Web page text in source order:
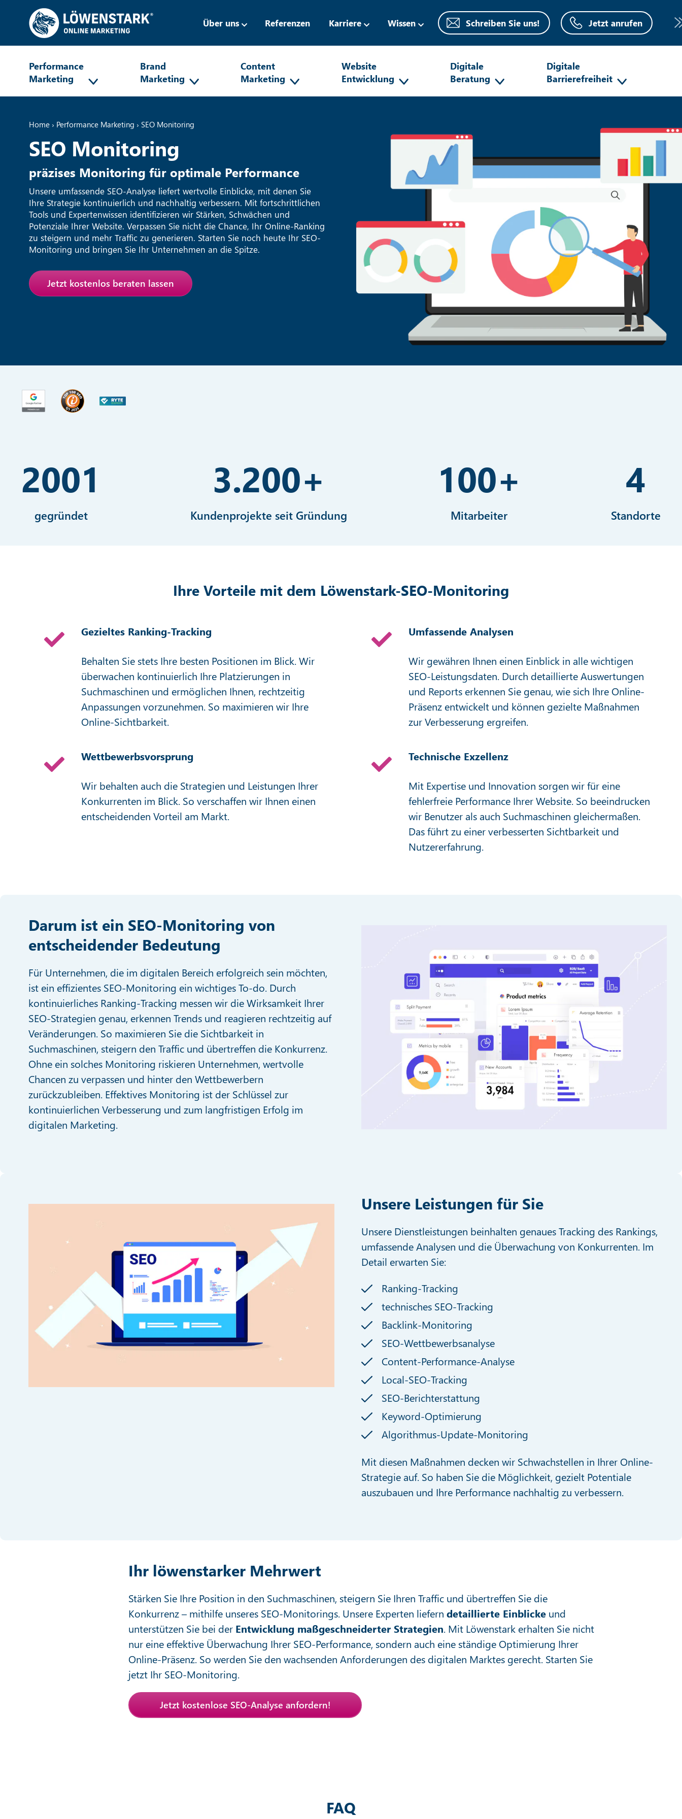
Über uns Referenzen Karriere Wissen Schreiben Sie uns! Jetzt anrufen
Performance
Marketing
Brand
Marketing
Content
Marketing
Website
Entwicklung
Digitale
Beratung
Digitale
Barrierefreiheit
Home › Performance Marketing › SEO Monitoring
SEO Monitoring
präzises Monitoring für optimale Performance
Unsere umfassende SEO-Analyse liefert wertvolle Einblicke, mit denen Sie
Ihre Strategie kontinuierlich und nachhaltig verbessern. Mit fortschrittlichen
Tools und Expertenwissen identifizieren wir Stärken, Schwächen und
Potenziale Ihrer Website. Verpassen Sie nicht die Chance, Ihr Online-Ranking
zu steigern und mehr Traffic zu generieren. Starten Sie noch heute Ihr SEO-
Monitoring und bringen Sie Ihr Unternehmen an die Spitze.
Jetzt kostenlos beraten lassen
2001
gegründet
3.200+
Kundenprojekte seit Gründung
100+
Mitarbeiter
4
Standorte
Ihre Vorteile mit dem Löwenstark-SEO-Monitoring
Gezieltes Ranking-Tracking
Behalten Sie stets Ihre besten Positionen im Blick. Wir
überwachen kontinuierlich Ihre Platzierungen in
Suchmaschinen und ermöglichen Ihnen, rechtzeitig
Anpassungen vorzunehmen. So maximieren wir Ihre
Online-Sichtbarkeit.
Umfassende Analysen
Wir gewähren Ihnen einen Einblick in alle wichtigen
SEO-Leistungsdaten. Durch detaillierte Auswertungen
und Reports erkennen Sie genau, wie sich Ihre Online-
Präsenz entwickelt und können gezielte Maßnahmen
zur Verbesserung ergreifen.
Wettbewerbsvorsprung
Wir behalten auch die Strategien und Leistungen Ihrer
Konkurrenten im Blick. So verschaffen wir Ihnen einen
entscheidenden Vorteil am Markt.
Technische Exzellenz
Mit Expertise und Innovation sorgen wir für eine
fehlerfreie Performance Ihrer Website. So beeindrucken
wir Benutzer als auch Suchmaschinen gleichermaßen.
Das führt zu einer verbesserten Sichtbarkeit und
Nutzererfahrung.
Darum ist ein SEO-Monitoring von
entscheidender Bedeutung
Für Unternehmen, die im digitalen Bereich erfolgreich sein möchten,
ist ein effizientes SEO-Monitoring ein wichtiges To-do. Durch
kontinuierliches Ranking-Tracking messen wir die Wirksamkeit Ihrer
SEO-Strategien genau, erkennen Trends und reagieren rechtzeitig auf
Veränderungen. So maximieren Sie die Sichtbarkeit in
Suchmaschinen, steigern den Traffic und übertreffen die Konkurrenz.
Ohne ein solches Monitoring riskieren Unternehmen, wertvolle
Chancen zu verpassen und hinter den Wettbewerbern
zurückzubleiben. Effektives Monitoring ist der Schlüssel zur
kontinuierlichen Verbesserung und zum langfristigen Erfolg im
digitalen Marketing.
Unsere Leistungen für Sie
Unsere Dienstleistungen beinhalten genaues Tracking des Rankings,
umfassende Analysen und die Überwachung von Konkurrenten. Im
Detail erwarten Sie:
Ranking-Tracking
technisches SEO-Tracking
Backlink-Monitoring
SEO-Wettbewerbsanalyse
Content-Performance-Analyse
Local-SEO-Tracking
SEO-Berichterstattung
Keyword-Optimierung
Algorithmus-Update-Monitoring
Mit diesen Maßnahmen decken wir Schwachstellen in Ihrer Online-
Strategie auf. So haben Sie die Möglichkeit, gezielt Potentiale
auszubauen und Ihre Performance nachhaltig zu verbessern.
Ihr löwenstarker Mehrwert
Stärken Sie Ihre Position in den Suchmaschinen, steigern Sie Ihren Traffic und übertreffen Sie die
Konkurrenz – mithilfe unseres SEO-Monitorings. Unsere Experten liefern detaillierte Einblickeund
unterstützen Sie bei der Entwicklung maßgeschneiderter Strategien. Mit Löwenstark erhalten Sie nicht
nur eine effektive Überwachung Ihrer SEO-Performance, sondern auch eine ständige Optimierung Ihrer
Online-Präsenz. So werden Sie den wachsenden Anforderungen des digitalen Marktes gerecht. Starten Sie
jetzt Ihr SEO-Monitoring.
Jetzt kostenlose SEO-Analyse anfordern!
FAQ